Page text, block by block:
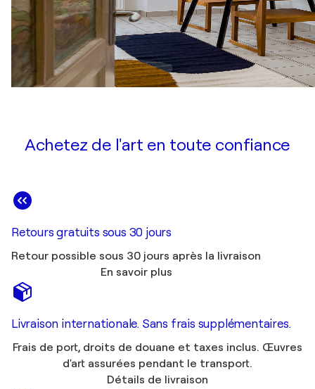
Achetez de l'art en toute confiance
Retours gratuits sous 30 jours
Retour possible sous 30 jours après la livraison
En savoir plus
Livraison internationale. Sans frais supplémentaires.
Frais de port, droits de douane et taxes inclus. Œuvres
d'art assurées pendant le transport.
Détails de livraison